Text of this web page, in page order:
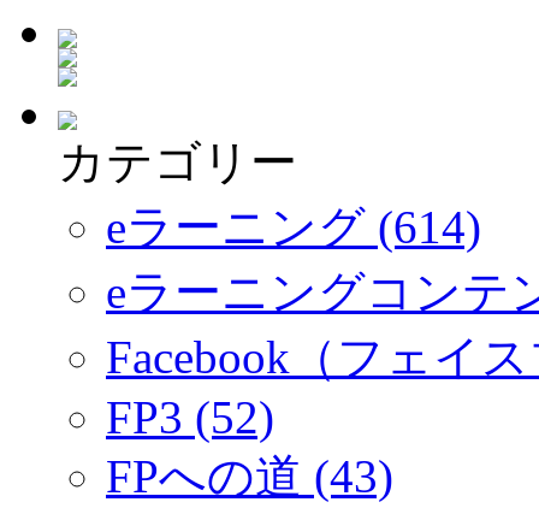
カテゴリー
eラーニング (614)
eラーニングコンテ
Facebook（フェイ
FP3 (52)
FPへの道 (43)